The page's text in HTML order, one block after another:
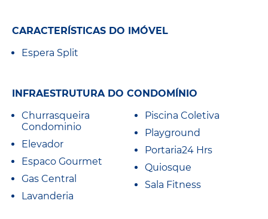
CARACTERÍSTICAS DO IMÓVEL
Espera Split
INFRAESTRUTURA DO CONDOMÍNIO
Churrasqueira
Condominio
Elevador
Espaco Gourmet
Gas Central
Lavanderia
Piscina Coletiva
Playground
Portaria24 Hrs
Quiosque
Sala Fitness